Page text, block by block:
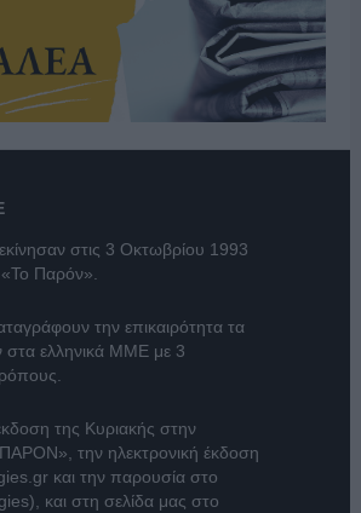
στις 3 Οκτωβρίου 1993
Παρόν».
την επικαιρότητα τα
στα ελληνικά ΜΜΕ με 3
της Κυριακής στην
, την ηλεκτρονική έκδοση
και την παρουσία στο
, και στη σελίδα μας στο